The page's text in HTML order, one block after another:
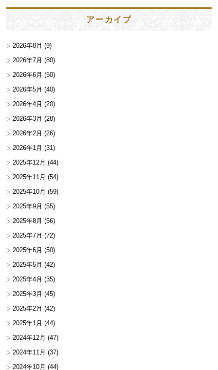
アーカイブ
2026年8月 (9)
2026年7月 (80)
2026年6月 (50)
2026年5月 (40)
2026年4月 (20)
2026年3月 (28)
2026年2月 (26)
2026年1月 (31)
2025年12月 (44)
2025年11月 (54)
2025年10月 (59)
2025年9月 (55)
2025年8月 (56)
2025年7月 (72)
2025年6月 (50)
2025年5月 (42)
2025年4月 (35)
2025年3月 (45)
2025年2月 (42)
2025年1月 (44)
2024年12月 (47)
2024年11月 (37)
2024年10月 (44)